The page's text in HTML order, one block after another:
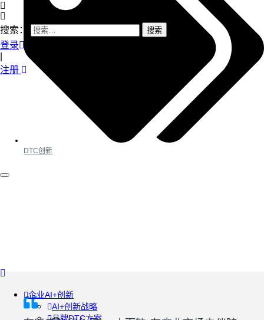
搜索：
登录
注册
企业AI+创新
AI+创新战略
DTC创新